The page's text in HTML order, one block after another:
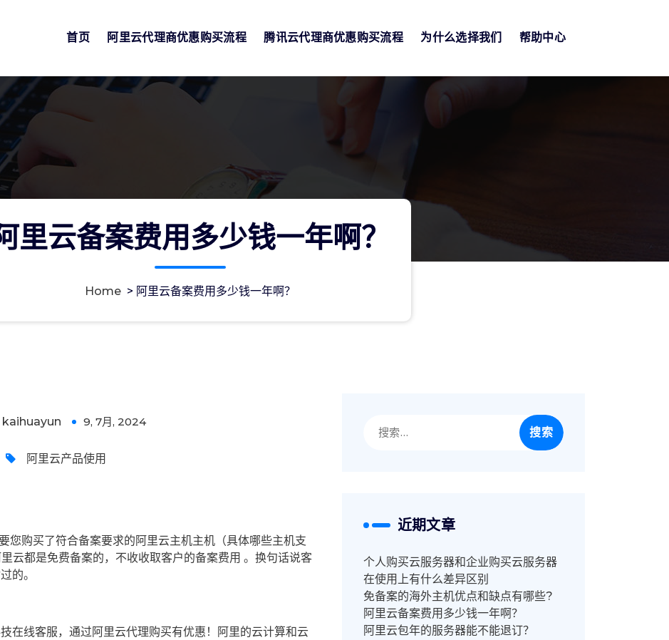
首页 阿里云代理商优惠购买流程 腾讯云代理商优惠购买流程 为什么选择我们 帮助中心
里云备案费用多少钱一年啊？
Home > 阿里云备案费用多少钱一年啊？
kaihuayun 9, 7月, 2024
阿里云产品使用
您购买了符合备案要求的阿里云主机主机（具体哪些主机支
里云都是免费备案的，不收收取客户的备案费用 。换句话说客
的。
在线客服，通过阿里云代理购买有优惠！阿里的云计算和云
索：
近期文章
个人购买云服务器和企业购买云服务器
在使用上有什么差异区别
免备案的海外主机优点和缺点有哪些?
阿里云备案费用多少钱一年啊？
阿里云包年的服务器能不能退订？